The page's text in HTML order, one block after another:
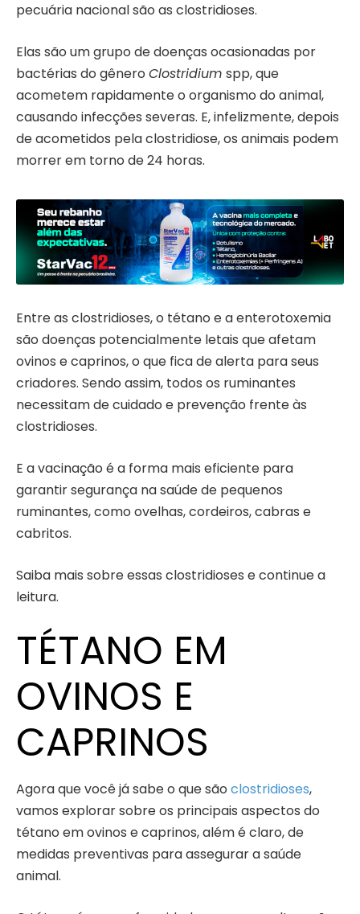
pecuária nacional são as clostridioses.
Elas são um grupo de doenças ocasionadas por
bactérias do gênero Clostridium spp,que
acometem rapidamente o organismo do animal,
causando infecções severas. E, infelizmente, depois
de acometidos pela clostridiose, os animais podem
morrer em torno de 24 horas.
Entre as clostridioses, o tétano e a enterotoxemia
são doenças potencialmente letais que afetam
ovinos e caprinos, o que fica de alerta para seus
criadores. Sendo assim, todos os ruminantes
necessitam de cuidado e prevenção frente às
clostridioses.
E a vacinação é a forma mais eficiente para
garantir segurança na saúde de pequenos
ruminantes, como ovelhas, cordeiros, cabras e
cabritos.
Saiba mais sobre essas clostridioses e continue a
leitura.
TÉTANO EM
OVINOS E
CAPRINOS
Agora que você já sabe o que são clostridioses,
vamos explorar sobre os principais aspectos do
tétano em ovinos e caprinos, além é claro, de
medidas preventivas para assegurar a saúde
animal.